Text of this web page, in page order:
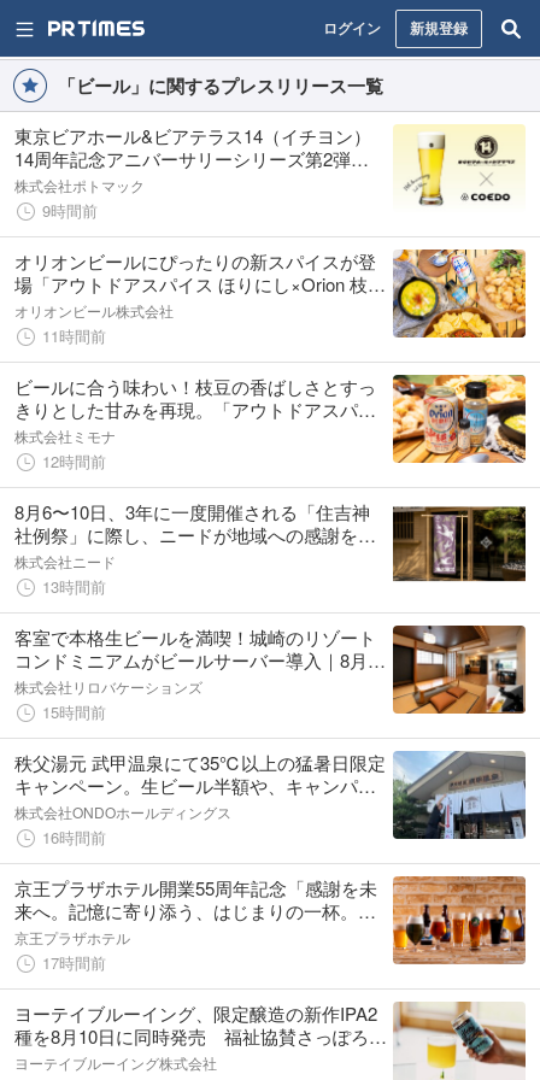
ログイン 新規登録
「ビール」に関するプレスリリース一覧
東京ビアホール&ビアテラス14（イチヨン）
14周年記念アニバーサリーシリーズ第2弾
「Jalapeño Lager(ハラペーニョ ラガー)」販売
開始！
株式会社ポトマック
9時間前
オリオンビールにぴったりの新スパイスが登
場「アウトドアスパイス ほりにし×Orion 枝豆
味」8月7日（金）発売
オリオンビール株式会社
11時間前
ビールに合う味わい！枝豆の香ばしさとすっ
きりとした甘みを再現。「アウトドアスパイ
ス ほりにし」×「オリオンビール」2026年8月
7日発売。
株式会社ミモナ
12時間前
8月6〜10日、3年に一度開催される「住吉神
社例祭」に際し、ニードが地域への感謝を込
め、オリジナルビールとてぬぐいを「喫茶と
居酒 anata」で販売します
株式会社ニード
13時間前
客室で本格生ビールを満喫！城崎のリゾート
コンドミニアムがビールサーバー導入｜8月は
全宿泊プランが対象
株式会社リロバケーションズ
15時間前
秩父湯元 武甲温泉にて35℃以上の猛暑日限定
キャンペーン。生ビール半額や、キャンパー
への薪半額サービスなどを実施します
株式会社ONDOホールディングス
16時間前
京王プラザホテル開業55周年記念「感謝を未
来へ。記憶に寄り添う、はじまりの一杯。」
がコンセプトのオリジナルクラフトビール
「ひろばゑーる」を限定販売
京王プラザホテル
17時間前
ヨーテイブルーイング、限定醸造の新作IPA2
種を8月10日に同時発売 福祉協賛さっぽろ大
通ビアガーデン「世界のビール広場」に出店
ヨーテイブルーイング株式会社